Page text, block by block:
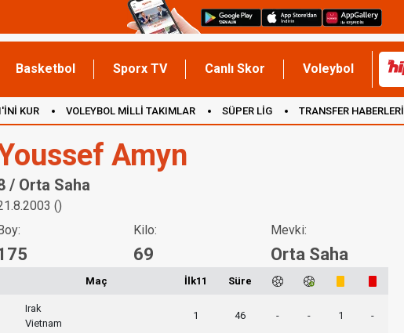
Basketbol Sporx TV Canlı Skor Voleybol
KUR VOLEYBOL MİLLİ TAKIMLAR SÜPER LİG TRANSFER HABERLERİ
Amyn
/ Orta Saha
()
Kilo:
69
Mevki:
Orta Saha
Maç İlk11 Süre
Irak
Vietnam
1 46 - - 1 -